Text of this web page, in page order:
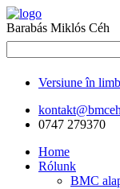
Barabás Miklós Céh
Versiune în
0747 279370
Home
Rólunk
BMC